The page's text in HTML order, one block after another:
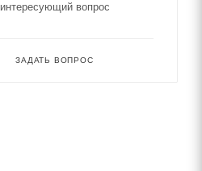
интересующий вопрос
ЗАДАТЬ ВОПРОС